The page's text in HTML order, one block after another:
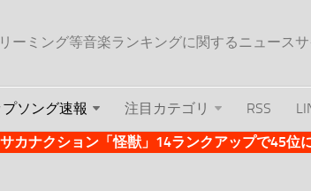
ーミング等音楽ランキングに関するニュースサ
プソング速報 注目カテゴリ RSS
サカナクション「怪獣」14ランクアップで45位